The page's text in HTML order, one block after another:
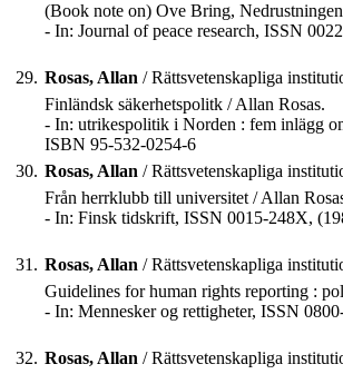
(Book note on) Ove Bring,
- In: Journal of peace research, ISSN
29. Rosas, Allan / Rättsvetenskapliga
Finländsk säkerhetspolitk / Allan Rosas.
- In: utrikespolitik i Norden : fem inlägg
ISBN 95-532-0254-6
30. Rosas, Allan / Rättsvetenskapliga
Från herrklubb till universitet / Allan
- In: Finsk tidskrift, ISSN 0015-248X,
31. Rosas, Allan / Rättsvetenskapliga
Guidelines for human rights reporting :
- In: Mennesker og rettigheter, ISSN
32. Rosas, Allan / Rättsvetenskapliga